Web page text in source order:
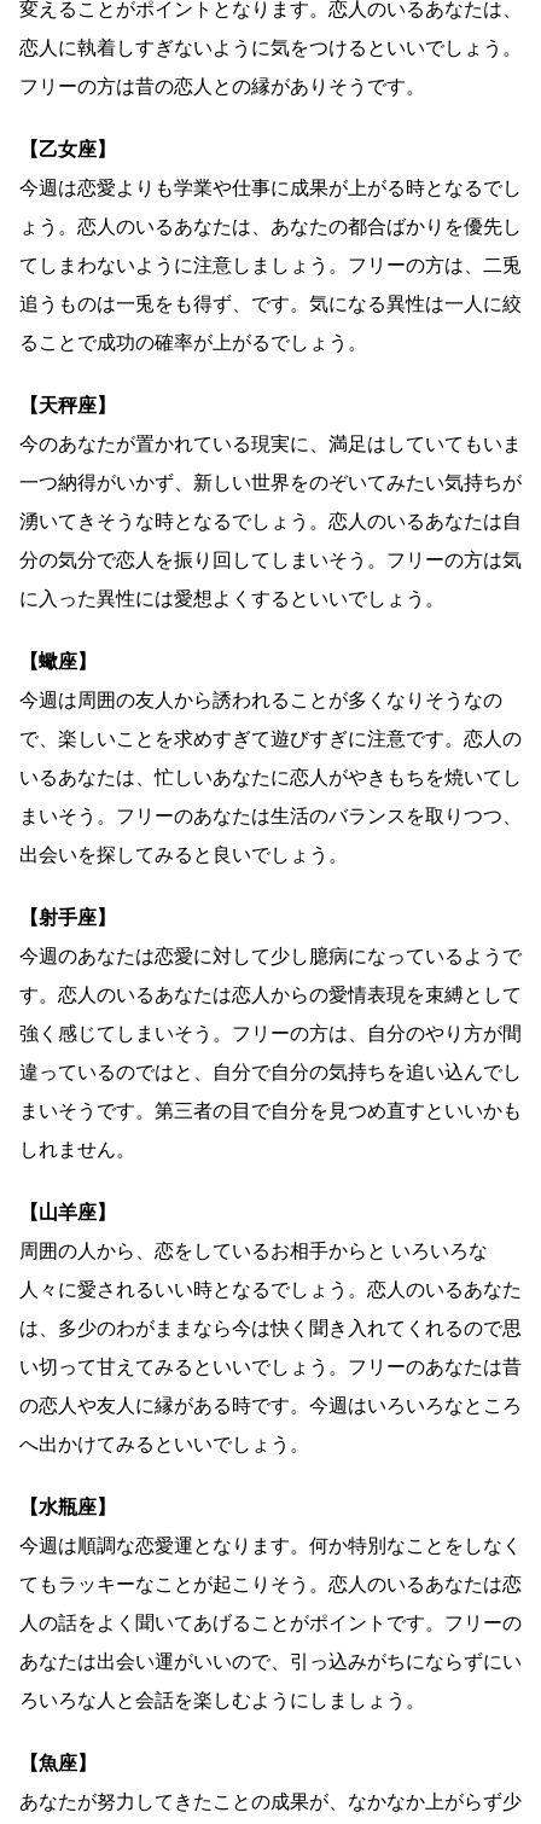
変えることがポイントとなります。恋人のいるあなたは、
恋人に執着しすぎないように気をつけるといいでしょう。
フリーの方は昔の恋人との縁がありそうです。
【乙女座】
今週は恋愛よりも学業や仕事に成果が上がる時となるでし
ょう。恋人のいるあなたは、あなたの都合ばかりを優先し
てしまわないように注意しましょう。フリーの方は、二兎
追うものは一兎をも得ず、です。気になる異性は一人に絞
ることで成功の確率が上がるでしょう。
【天秤座】
今のあなたが置かれている現実に、満足はしていてもいま
一つ納得がいかず、新しい世界をのぞいてみたい気持ちが
湧いてきそうな時となるでしょう。恋人のいるあなたは自
分の気分で恋人を振り回してしまいそう。フリーの方は気
に入った異性には愛想よくするといいでしょう。
【蠍座】
今週は周囲の友人から誘われることが多くなりそうなの
で、楽しいことを求めすぎて遊びすぎに注意です。恋人の
いるあなたは、忙しいあなたに恋人がやきもちを焼いてし
まいそう。フリーのあなたは生活のバランスを取りつつ、
出会いを探してみると良いでしょう。
【射手座】
今週のあなたは恋愛に対して少し臆病になっているようで
す。恋人のいるあなたは恋人からの愛情表現を束縛として
強く感じてしまいそう。フリーの方は、自分のやり方が間
違っているのではと、自分で自分の気持ちを追い込んでし
まいそうです。第三者の目で自分を見つめ直すといいかも
しれません。
【山羊座】
周囲の人から、恋をしているお相手からと いろいろな
人々に愛されるいい時となるでしょう。恋人のいるあなた
は、多少のわがままなら今は快く聞き入れてくれるので思
い切って甘えてみるといいでしょう。フリーのあなたは昔
の恋人や友人に縁がある時です。今週はいろいろなところ
へ出かけてみるといいでしょう。
【水瓶座】
今週は順調な恋愛運となります。何か特別なことをしなく
てもラッキーなことが起こりそう。恋人のいるあなたは恋
人の話をよく聞いてあげることがポイントです。フリーの
あなたは出会い運がいいので、引っ込みがちにならずにい
ろいろな人と会話を楽しむようにしましょう。
【魚座】
あなたが努力してきたことの成果が、なかなか上がらず少